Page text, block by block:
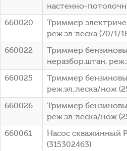
настенно-
660020
Триммер
реж.эл.:леска (70/1/
660022
Триммер
неразбор.штан.
660025
Триммер
реж.эл.:леска/нож
660026
Триммер
реж.эл.:леска/нож
660061
Насос скважинный
(315302463)